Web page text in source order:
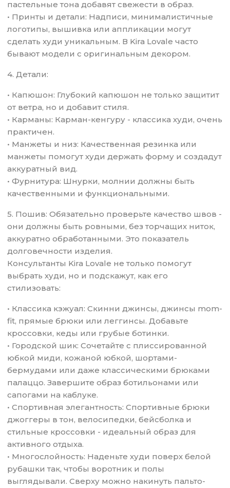
пастельные тона добавят свежести в образ.
• Принты и детали: Надписи, минималистичные
логотипы, вышивка или аппликации могут
сделать худи уникальным. В Kira Lovale часто
бывают модели с оригинальным декором.
4. Детали:
• Капюшон: Глубокий капюшон не только защитит
от ветра, но и добавит стиля.
• Карманы: Карман-кенгуру - классика худи, очень
практичен.
• Манжеты и низ: Качественная резинка или
манжеты помогут худи держать форму и создадут
аккуратный вид.
• Фурнитура: Шнурки, молнии должны быть
качественными и функциональными.
5. Пошив: Обязательно проверьте качество швов -
они должны быть ровными, без торчащих ниток,
аккуратно обработанными. Это показатель
долговечности изделия.
Консультанты Kira Lovale не только помогут
выбрать худи, но и подскажут, как его
стилизовать:
• Классика кэжуал: Скинни джинсы, джинсы mom-
fit, прямые брюки или леггинсы. Добавьте
кроссовки, кеды или грубые ботинки.
• Городской шик: Сочетайте с плиссированной
юбкой миди, кожаной юбкой, шортами-
бермудами или даже классическими брюками
палаццо. Завершите образ ботильонами или
сапогами на каблуке.
• Спортивная элегантность: Спортивные брюки
джоггеры в тон, велосипедки, бейсболка и
стильные кроссовки - идеальный образ для
активного отдыха.
• Многослойность: Наденьте худи поверх белой
рубашки так, чтобы воротник и полы
выглядывали. Сверху можно накинуть пальто-